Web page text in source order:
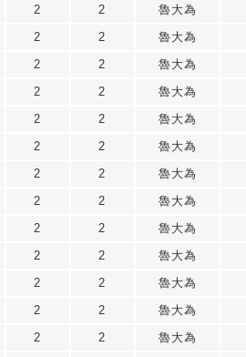
2 2 魯大為
2 2 魯大為
2 2 魯大為
2 2 魯大為
2 2 魯大為
2 2 魯大為
2 2 魯大為
2 2 魯大為
2 2 魯大為
2 2 魯大為
2 2 魯大為
2 2 魯大為
2 2 魯大為